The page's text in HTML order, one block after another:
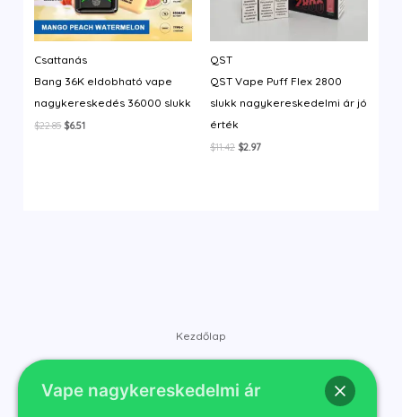
Csattanás
Bang 36K eldobható vape
nagykereskedés 36000 slukk
$22.85Original
$6.51Current
QST
QST Vape Puff Flex 2800
slukk nagykereskedelmi ár jó
érték
$11.42 Original
$2.97Current
Kezdőlap
Bolt
Márkák
Vape nagykereskedelmi ár